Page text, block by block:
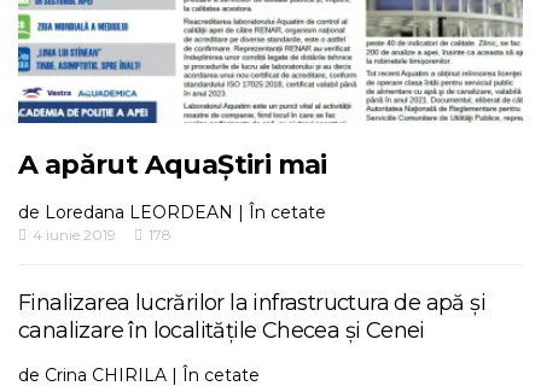
A apărut AquaȘtiri mai
de Loredana LEORDEAN | În cetate
4 iunie 2019 178
Finalizarea lucrărilor la infrastructura de apă și
canalizare în localitățile Checea și Cenei
de Crina CHIRILA | În cetate